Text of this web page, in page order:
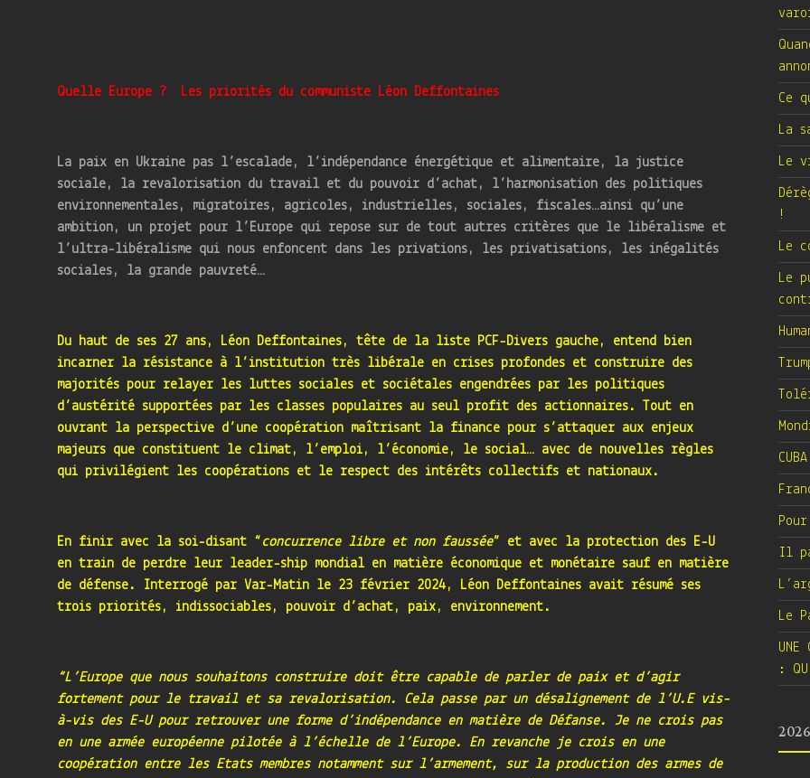
Quelle Europe ? Les priorités du communiste Léon Deffontaines
La paix en Ukraine pas l’escalade, l’indépendance énergétique et alimentaire, la justice
sociale, la revalorisation du travail et du pouvoir d’achat, l’harmonisation des politiques
environnementales, migratoires, agricoles, industrielles, sociales, fiscales…ainsi qu’une
ambition, un projet pour l’Europe qui repose sur de tout autres critères que le libéralisme et
l’ultra-libéralisme qui nous enfoncent dans les privations, les privatisations, les inégalités
sociales, la grande pauvreté…
Du haut de ses 27 ans, Léon Deffontaines, tête de la liste PCF-Divers gauche, entend bien
incarner la résistance à l’institution très libérale en crises profondes et construire des
majorités pour relayer les luttes sociales et sociétales engendrées par les politiques
d’austérité supportées par les classes populaires au seul profit des actionnaires. Tout en
ouvrant la perspective d’une coopération maîtrisant la finance pour s’attaquer aux enjeux
majeurs que constituent le climat, l’emploi, l’économie, le social… avec de nouvelles règles
qui privilégient les coopérations et le respect des intérêts collectifs et nationaux.
En finir avec la soi-disant “ concurrence libre et non faussée” et avec la protection des E-U
en train de perdre leur leader-ship mondial en matière économique et monétaire sauf en matière
de défense. Interrogé par Var-Matin le 23 février 2024, Léon Deffontaines avait résumé ses
trois priorités, indissociables, pouvoir d’achat, paix, environnement.
“L’Europe que nous souhaitons construire doit être capable de parler de paix et d’agir
fortement pour le travail et sa revalorisation. Cela passe par un désalignement de l’U.E vis-
à-vis des E-U pour retrouver une forme d’indépendance en matière de Défanse. Je ne crois pas
en une armée européenne pilotée à l’échelle de l’Europe. En revanche je crois en une
coopération entre les Etats membres notamment sur l’armement, sur la production des armes de
Ce
La
Le
!
Le
Le
Il
Le
UNE
:
2026